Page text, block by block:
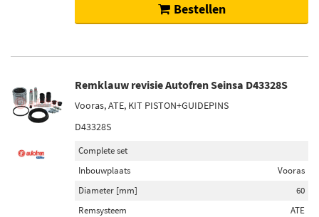
Bestellen
Remklauw revisie Autofren Seinsa D43328S
Vooras, ATE, KIT PISTON+GUIDEPINS
D43328S
Complete set
Inbouwplaats
Vooras
Diameter [mm]
60
Remsysteem
ATE